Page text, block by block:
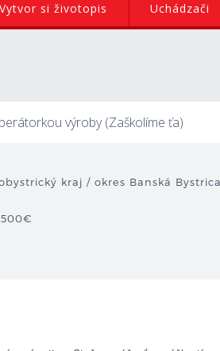
Vytvor si životopis Uchádzači
výroby (Zaškolíme ťa)
kraj / okres Banská Bystrica